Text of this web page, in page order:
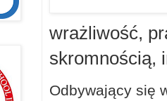
wrażliwość,
skromnością,
Odbywający się